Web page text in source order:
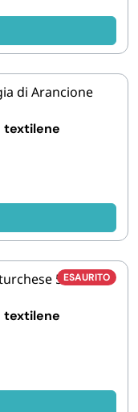
textilene
ESAURITO
textilene